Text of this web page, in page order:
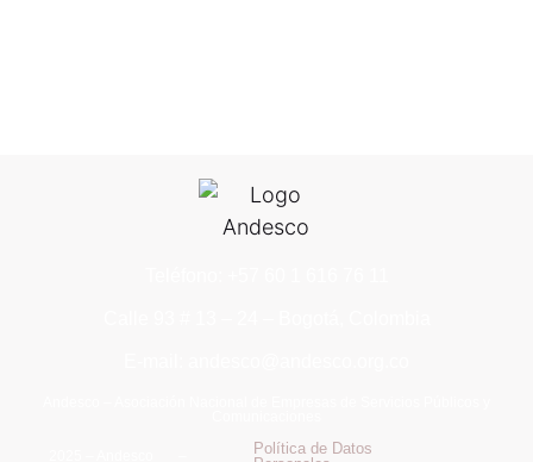
Política de Datos